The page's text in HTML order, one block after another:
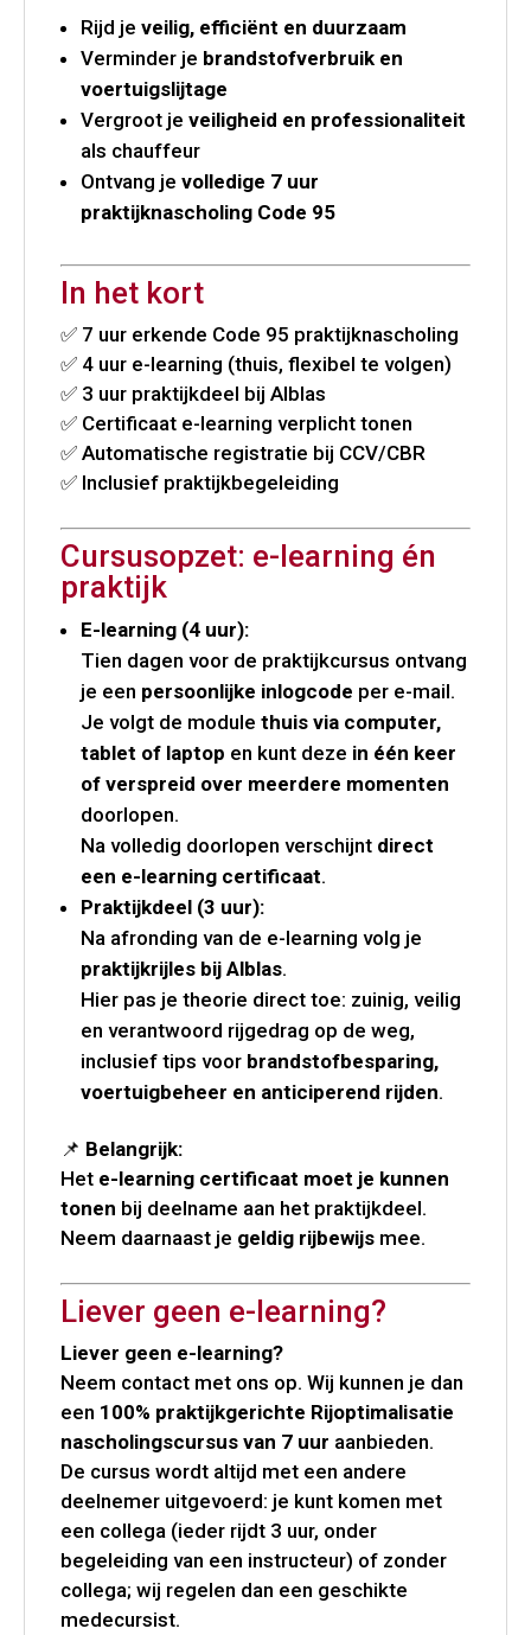
Rijd je veilig, efficiënt en duurzaam
Verminder je brandstofverbruik en
voertuigslijtage
Vergroot je veiligheid en professionaliteit
als chauffeur
Ontvang je volledige 7 uur
praktijknascholing Code 95
In het kort
✅ 7 uur erkende Code 95 praktijknascholing
✅ 4 uur e-learning (thuis, flexibel te volgen)
✅ 3 uur praktijkdeel bij Alblas
✅ Certificaat e-learning verplicht tonen
✅ Automatische registratie bij CCV/CBR
✅ Inclusief praktijkbegeleiding
Cursusopzet: e-learning én
praktijk
E-learning (4 uur):
Tien dagen voor de praktijkcursus ontvang
je een persoonlijke inlogcode per e-mail.
Je volgt de module thuis via computer,
tablet of laptop en kunt deze in één keer
of verspreid over meerdere momenten
doorlopen.
Na volledig doorlopen verschijnt direct
een e-learning certificaat.
Praktijkdeel (3 uur):
Na afronding van de e-learning volg je
praktijkrijles bij Alblas.
Hier pas je theorie direct toe: zuinig, veilig
en verantwoord rijgedrag op de weg,
inclusief tips voor brandstofbesparing,
voertuigbeheer en anticiperend rijden.
📌 Belangrijk:
Het e-learning certificaat moet je kunnen
tonen bij deelname aan het praktijkdeel.
Neem daarnaast je geldig rijbewijs mee.
Liever geen e-learning?
Liever geen e-learning?
Neem contact met ons op. Wij kunnen je dan
een 100% praktijkgerichte Rijoptimalisatie
nascholingscursus van 7 uur aanbieden.
De cursus wordt altijd met een andere
deelnemer uitgevoerd: je kunt komen met
een collega (ieder rijdt 3 uur, onder
begeleiding van een instructeur) of zonder
collega; wij regelen dan een geschikte
medecursist.